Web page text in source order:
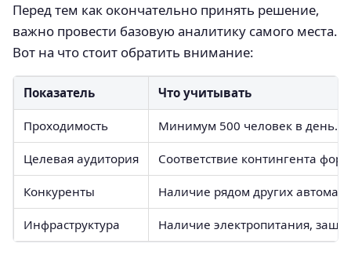
Перед тем как окончательно принять решение,
важно провести базовую аналитику самого места.
Вот на что стоит обратить внимание:
Показатель Что учитывать
Проходимость Минимум 500 человек в день.
Целевая аудитория Соответствие контингента
Конкуренты Наличие рядом других
Инфраструктура Наличие электропитания,